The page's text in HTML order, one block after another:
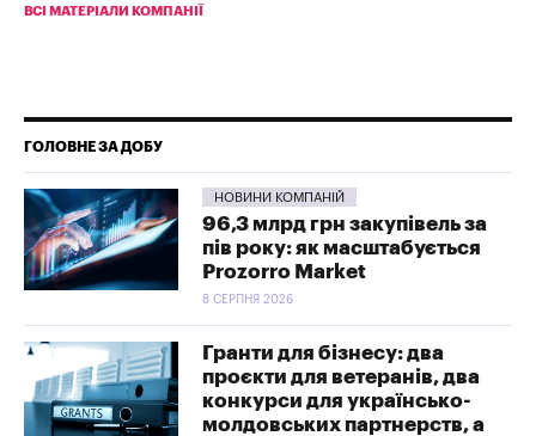
ВСІ МАТЕРІАЛИ КОМПАНІЇ
ГОЛОВНЕ ЗА ДОБУ
НОВИНИ КОМПАНІЙ
96,3 млрд грн закупівель за
пів року: як масштабується
Prozorro Market
8 СЕРПНЯ 2026
Гранти для бізнесу: два
проєкти для ветеранів, два
конкурси для українсько-
молдовських партнерств, а